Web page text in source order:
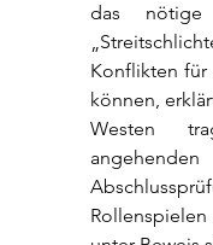
das nötige
Konflikten für
können,
Westen